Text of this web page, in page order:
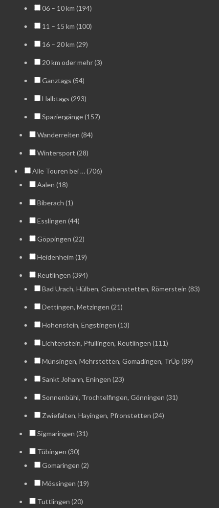
06 – 10 km (194)
11 – 15 km (100)
16 – 20 km (29)
20 km oder mehr (3)
Ganztags (54)
Halbtags (293)
Spaziergänge (157)
Wanderreiten (84)
Wintersport (28)
Alle Touren bei … (706)
Aalen (18)
Biberach (1)
Esslingen (44)
Göppingen (22)
Heidenheim (19)
Reutlingen (394)
Bad Urach, Hülben, Grabenstetten, Römerstein (83)
Dettingen, Metzingen (21)
Hohenstein, Engstingen (13)
Lichtenstein, Pfullingen, Reutlingen (111)
Münsingen, Mehrstetten, Gomadingen, TrÜp (89)
Sankt Johann, Eningen (23)
Sonnenbühl, Trochtelfingen, Gönningen (31)
Zwiefalten, Hayingen, Pfronstetten (24)
Sigmaringen (31)
Tübingen (30)
Gomaringen (2)
Mössingen (19)
Tuttlingen (20)